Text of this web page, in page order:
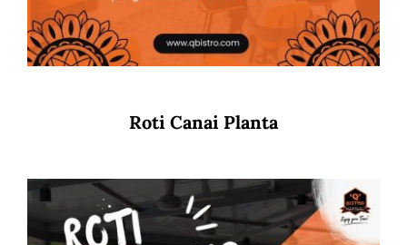
Roti Canai Planta